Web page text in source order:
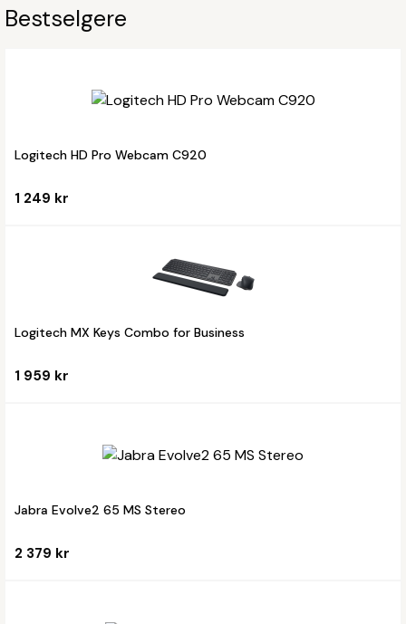
Bestselgere
Logitech HD Pro Webcam C920
1 249 kr
Logitech MX Keys Combo for Business
1 959 kr
Jabra Evolve2 65 MS Stereo
2 379 kr